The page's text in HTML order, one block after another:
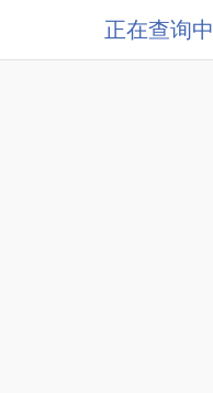
正在查询中